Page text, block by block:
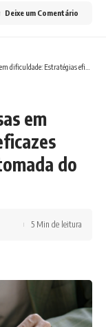
Deixe um Comentário
para reestruturação e retomada do crescimento
em
do
5 Min de leitura